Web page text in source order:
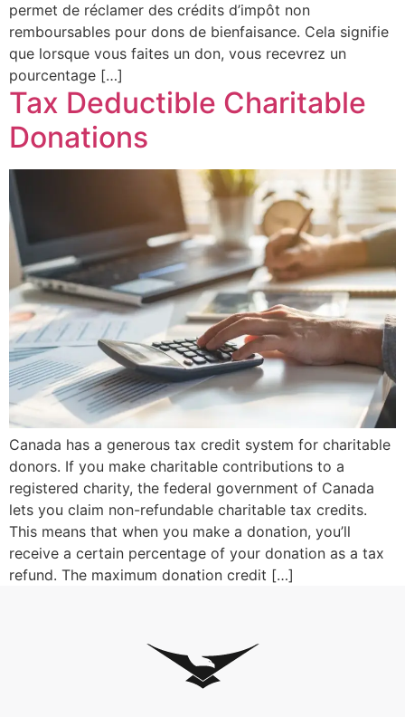
permet de réclamer des crédits d’impôt non
remboursables pour dons de bienfaisance. Cela signifie
que lorsque vous faites un don, vous recevrez un
pourcentage […]
Tax Deductible Charitable
Donations
Canada has a generous tax credit system for charitable
donors. If you make charitable contributions to a
registered charity, the federal government of Canada
lets you claim non-refundable charitable tax credits.
This means that when you make a donation, you’ll
receive a certain percentage of your donation as a tax
refund. The maximum donation credit […]